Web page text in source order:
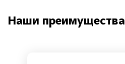
Наши преимущества